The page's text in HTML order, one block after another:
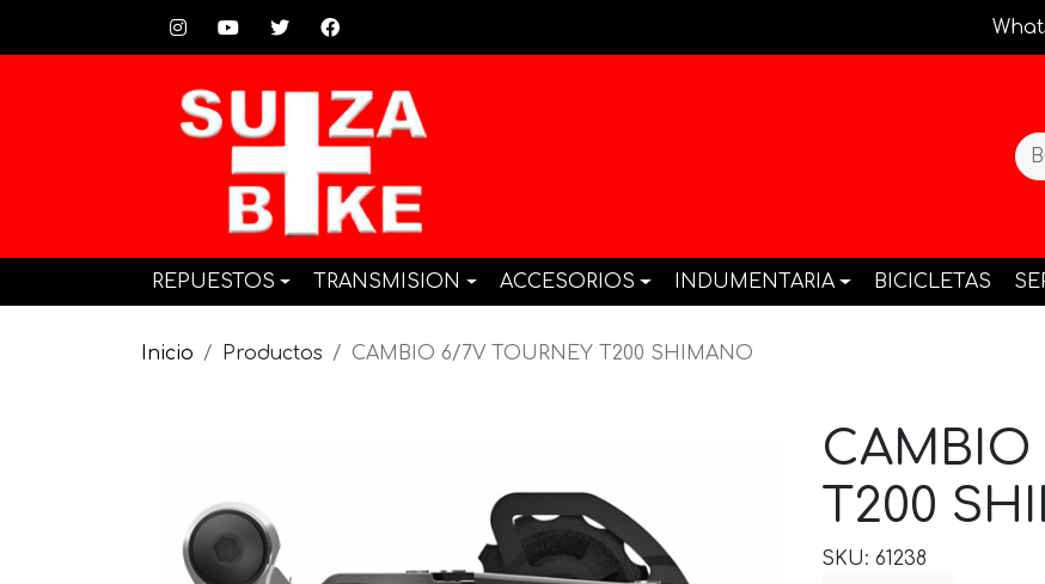
REPUESTOS TRANSMISION ACCESORIOS INDUMENTARIA BICICLETAS
Inicio Productos CAMBIO 6/7V TOURNEY T200 SHIMANO
CAMBIO
T200
SKU: 61238